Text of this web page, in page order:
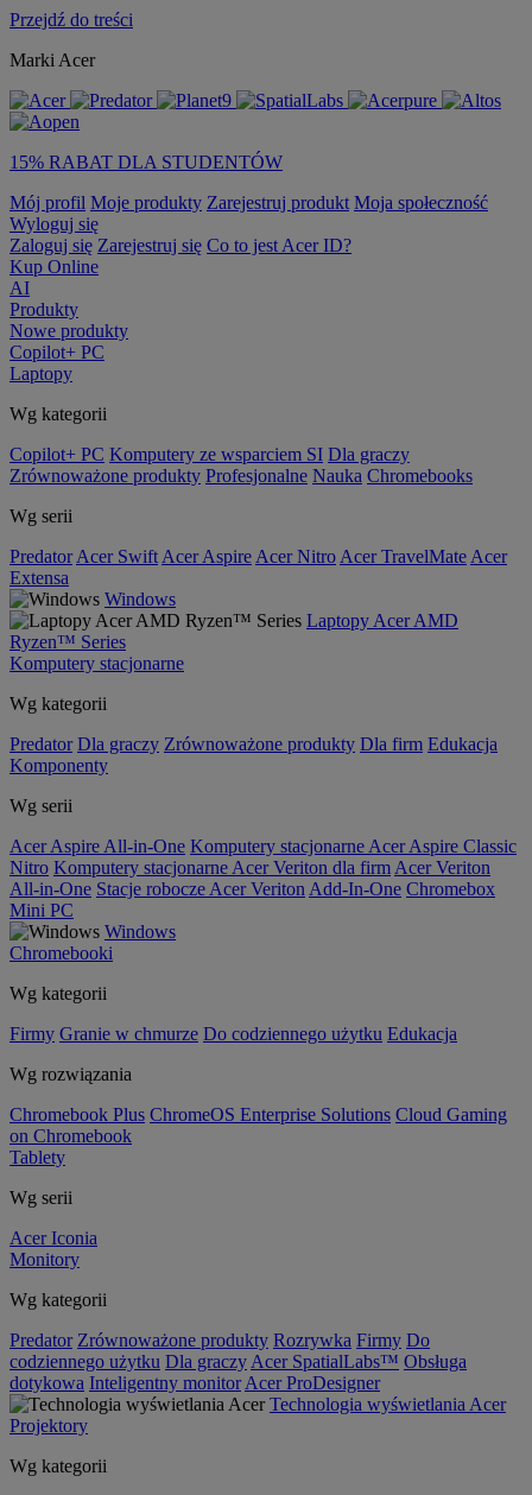
Przejdź do treści
Marki Acer
15% RABAT DLA STUDENTÓW
Mój profil Moje produkty Zarejestruj produkt Moja społeczność
Wyloguj się
Zaloguj się Zarejestruj się Co to jest Acer ID?
Kup Online
AI
Produkty
Nowe produkty
Copilot+ PC
Laptopy
Wg kategorii
Copilot+ PC Komputery ze wsparciem SI Dla graczy
Zrównoważone produkty Profesjonalne Nauka Chromebooks
Wg serii
Predator Acer Swift Acer Aspire Acer Nitro Acer TravelMate Acer
Extensa
Windows
Laptopy Acer AMD
Ryzen™ Series
Komputery stacjonarne
Wg kategorii
Predator Dla graczy Zrównoważone produkty Dla firm Edukacja
Komponenty
Wg serii
Acer Aspire All-in-One Komputery stacjonarne Acer Aspire Classic
Nitro Komputery stacjonarne Acer Veriton dla firm Acer Veriton
All-in-One Stacje robocze Acer Veriton Add-In-One Chromebox
Mini PC
Windows
Chromebooki
Wg kategorii
Firmy Granie w chmurze Do codziennego użytku Edukacja
Wg rozwiązania
Chromebook Plus ChromeOS Enterprise Solutions Cloud Gaming
on Chromebook
Tablety
Wg serii
Acer Iconia
Monitory
Wg kategorii
Predator Zrównoważone produkty Rozrywka Firmy Do
codziennego użytku Dla graczy Acer SpatialLabs™ Obsługa
dotykowa Inteligentny monitor Acer ProDesigner
Technologia wyświetlania Acer
Projektory
Wg kategorii